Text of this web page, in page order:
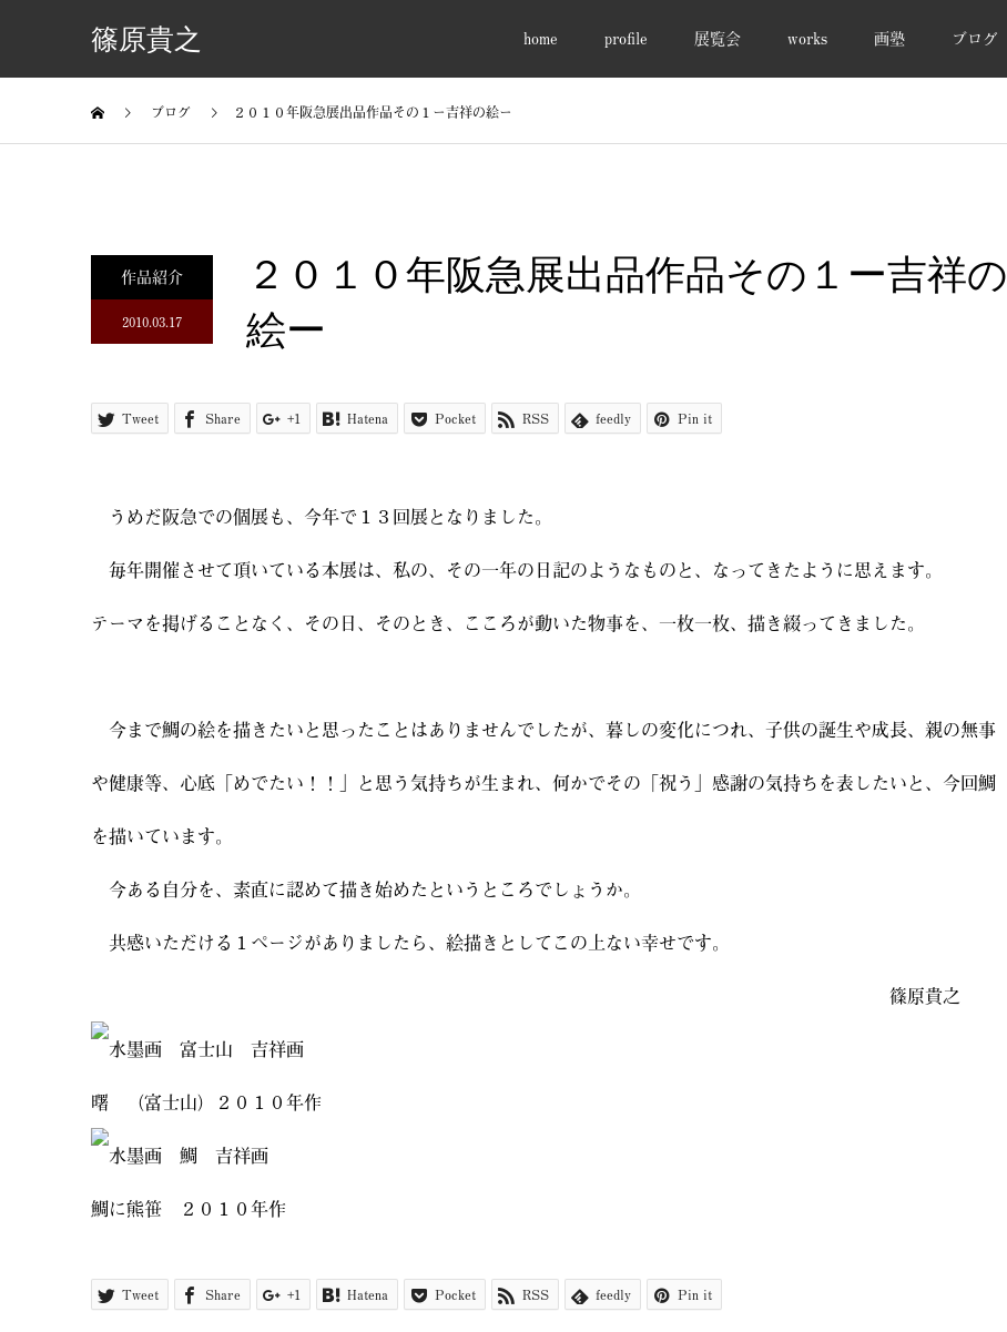
篠原貴之 home profile 展覧会 works 画塾 ブログ
ブログ ２０１０年阪急展出品作品その１ー吉祥の絵ー
作品紹介
2010.03.17
２０１０年阪急展出品作品その１ー吉祥の
絵ー
Tweet Share +1 Hatena Pocket RSS feedly Pin it
うめだ阪急での個展も、今年で１３回展となりました。
毎年開催させて頂いている本展は、私の、その一年の日記のようなものと、なってきたように思えます。
テーマを掲げることなく、その日、そのとき、こころが動いた物事を、一枚一枚、描き綴ってきました。
今まで鯛の絵を描きたいと思ったことはありませんでしたが、暮しの変化につれ、子供の誕生や成長、親の無事
や健康等、心底「めでたい！！」と思う気持ちが生まれ、何かでその「祝う」感謝の気持ちを表したいと、今回鯛
を描いています。
今ある自分を、素直に認めて描き始めたというところでしょうか。
共感いただける１ページがありましたら、絵描きとしてこの上ない幸せです。
篠原貴之
曙 （富士山）２０１０年作
鯛に熊笹 ２０１０年作
Tweet Share +1 Hatena Pocket RSS feedly Pin it